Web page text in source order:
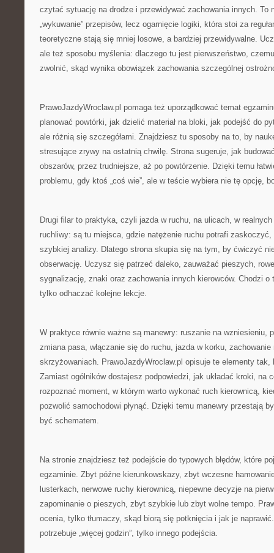
czytać sytuację na drodze i przewidywać zachowania innych. To
„wykuwanie” przepisów, lecz ogarnięcie logiki, która stoi za
teoretyczne stają się mniej losowe, a bardziej przewidywalne.
ale też sposobu myślenia: dlaczego tu jest pierwszeństwo,
zwolnić, skąd wynika obowiązek zachowania szczególnej
PrawoJazdyWroclaw.pl pomaga też uporządkować temat
planować powtórki, jak dzielić materiał na bloki, jak podejść do
ale różnią się szczegółami. Znajdziesz tu sposoby na to, by
stresujące zrywy na ostatnią chwilę. Strona sugeruje, jak
obszarów, przez trudniejsze, aż po powtórzenie. Dzięki temu
problemu, gdy ktoś „coś wie”, ale w teście wybiera nie tę opcję,
Drugi filar to praktyka, czyli jazda w ruchu, na ulicach, w realnych
ruchliwy: są tu miejsca, gdzie natężenie ruchu potrafi
szybkiej analizy. Dlatego strona skupia się na tym, by ćwiczyć
obserwację. Uczysz się patrzeć daleko, zauważać pieszych,
sygnalizację, znaki oraz zachowania innych kierowców. Chodzi o
tylko odhaczać kolejne lekcje.
W praktyce równie ważne są manewry: ruszanie na wzniesieniu,
zmiana pasa, włączanie się do ruchu, jazda w korku, zachowanie
skrzyżowaniach. PrawoJazdyWroclaw.pl opisuje te elementy tak,
Zamiast ogólników dostajesz podpowiedzi, jak układać kroki, na
rozpoznać moment, w którym warto wykonać ruch kierownicą,
pozwolić samochodowi płynąć. Dzięki temu manewry przestają
być schematem.
Na stronie znajdziesz też podejście do typowych błędów, które
egzaminie. Zbyt późne kierunkowskazy, zbyt wczesne
lusterkach, nerwowe ruchy kierownicą, niepewne decyzje na
zapominanie o pieszych, zbyt szybkie lub zbyt wolne tempo.
ocenia, tylko tłumaczy, skąd biorą się potknięcia i jak je
potrzebuje „więcej godzin”, tylko innego podejścia.